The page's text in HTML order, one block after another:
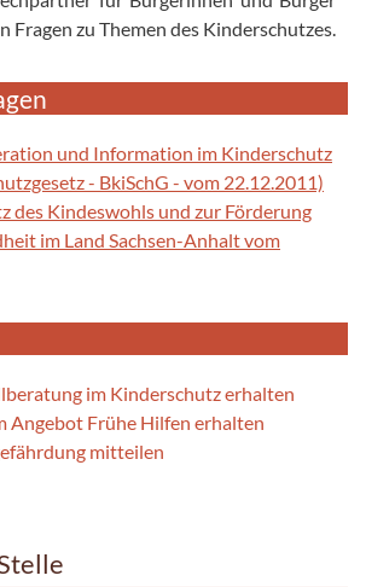
Fragen zu Themen des Kinderschutzes.
und Information im Kinderschutz
- BkiSchG - vom 22.12.2011)
des Kindeswohls und zur Förderung
im Land Sachsen-Anhalt vom
im Kinderschutz erhalten
Angebot Frühe Hilfen erhalten
mitteilen